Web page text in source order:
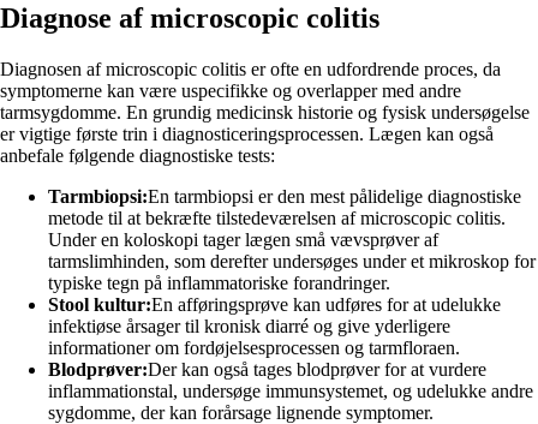
Diagnose af microscopic colitis
Diagnosen af microscopic colitis er ofte en udfordrende proces, da
symptomerne kan være uspecifikke og overlapper med andre
tarmsygdomme. En grundig medicinsk historie og fysisk undersøgelse
er vigtige første trin i diagnosticeringsprocessen. Lægen kan også
anbefale følgende diagnostiske tests:
Tarmbiopsi:En tarmbiopsi er den mest pålidelige diagnostiske
metode til at bekræfte tilstedeværelsen af microscopic colitis.
Under en koloskopi tager lægen små vævsprøver af
tarmslimhinden, som derefter undersøges under et mikroskop for
typiske tegn på inflammatoriske forandringer.
Stool kultur:En afføringsprøve kan udføres for at udelukke
infektiøse årsager til kronisk diarré og give yderligere
informationer om fordøjelsesprocessen og tarmfloraen.
Blodprøver:Der kan også tages blodprøver for at vurdere
inflammationstal, undersøge immunsystemet, og udelukke andre
sygdomme, der kan forårsage lignende symptomer.